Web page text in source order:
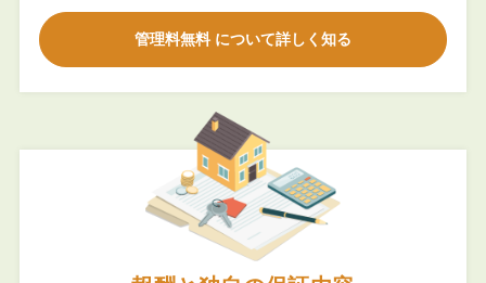
管理料無料 について詳しく知る